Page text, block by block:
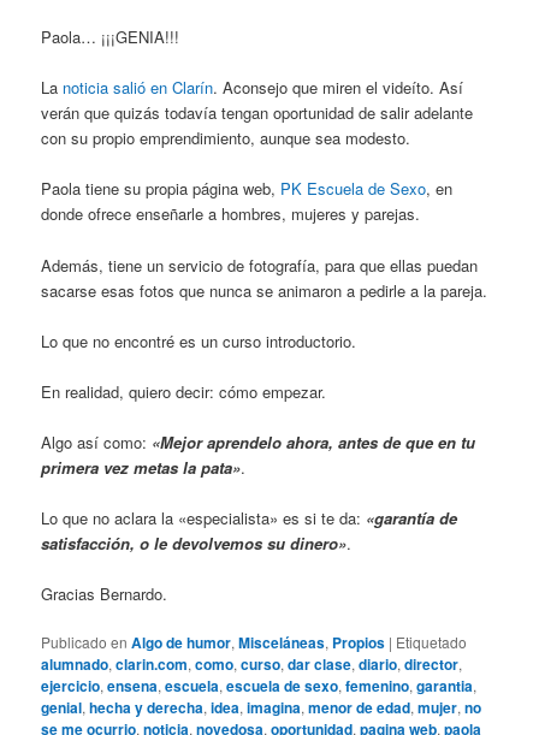
Paola… ¡¡¡GENIA!!!
La noticia salió en Clarín. Aconsejo que miren el videíto. Así
verán que quizás todavía tengan oportunidad de salir adelante
con su propio emprendimiento, aunque sea modesto.
Paola tiene su propia página web, PK Escuela de Sexo, en
donde ofrece enseñarle a hombres, mujeres y parejas.
Además, tiene un servicio de fotografía, para que ellas puedan
sacarse esas fotos que nunca se animaron a pedirle a la pareja.
Lo que no encontré es un curso introductorio.
En realidad, quiero decir: cómo empezar.
Algo así como: «Mejor aprendelo ahora, antes de que en tu
primera vez metas la pata».
Lo que no aclara la «especialista» es si te da: «garantía de
satisfacción, o le devolvemos su dinero».
Gracias Bernardo.
Publicado en Algo de humor,Misceláneas, Propios | Etiquetado
alumnado,clarin.com,como,curso,dar clase,diario,director,
ejercicio,ensena,escuela,escuela de sexo,femenino,garantia,
genial,hecha y derecha,idea,imagina,menor de edad,mujer,no
se me ocurrio,noticia,novedosa,oportunidad,pagina web,paola